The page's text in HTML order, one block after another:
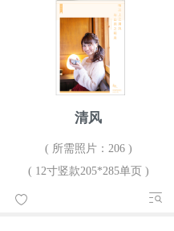
清风
( 所需照片：206 )
( 12寸竖款205*285单页 )